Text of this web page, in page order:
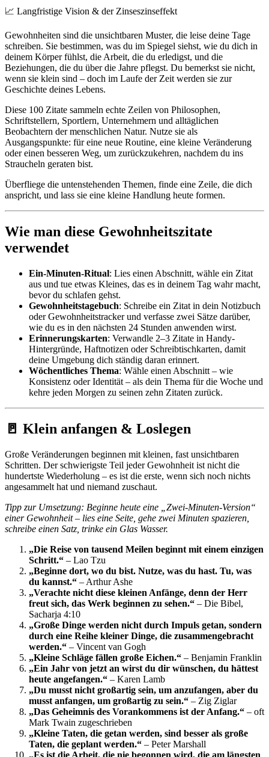
📈 Langfristige Vision & der Zinseszinseffekt
Gewohnheiten sind die unsichtbaren Muster, die leise deine Tage
schreiben. Sie bestimmen, was du im Spiegel siehst, wie du dich in
deinem Körper fühlst, die Arbeit, die du erledigst, und die
Beziehungen, die du über die Jahre pflegst. Du bemerkst sie nicht,
wenn sie klein sind – doch im Laufe der Zeit werden sie zur
Geschichte deines Lebens.
Diese 100 Zitate sammeln echte Zeilen von Philosophen,
Schriftstellern, Sportlern, Unternehmern und alltäglichen
Beobachtern der menschlichen Natur. Nutze sie als
Ausgangspunkte: für eine neue Routine, eine kleine Veränderung
oder einen besseren Weg, um zurückzukehren, nachdem du ins
Straucheln geraten bist.
Überfliege die untenstehenden Themen, finde eine Zeile, die dich
anspricht, und lass sie eine kleine Handlung heute formen.
Wie man diese Gewohnheitszitate
verwendet
Ein-Minuten-Ritual: Lies einen Abschnitt, wähle ein Zitat
aus und tue etwas Kleines, das es in deinem Tag wahr macht,
bevor du schlafen gehst.
Gewohnheitstagebuch: Schreibe ein Zitat in dein Notizbuch
oder Gewohnheitstracker und verfasse zwei Sätze darüber,
wie du es in den nächsten 24 Stunden anwenden wirst.
Erinnerungskarten: Verwandle 2–3 Zitate in Handy-
Hintergründe, Haftnotizen oder Schreibtischkarten, damit
deine Umgebung dich ständig daran erinnert.
Wöchentliches Thema: Wähle einen Abschnitt – wie
Konsistenz oder Identität – als dein Thema für die Woche und
kehre jeden Morgen zu seinen zehn Zitaten zurück.
🚪 Klein anfangen & Loslegen
Große Veränderungen beginnen mit kleinen, fast unsichtbaren
Schritten. Der schwierigste Teil jeder Gewohnheit ist nicht die
hundertste Wiederholung – es ist die erste, wenn sich noch nichts
angesammelt hat und niemand zuschaut.
Tipp zur Umsetzung: Beginne heute eine „Zwei-Minuten-Version“
einer Gewohnheit – lies eine Seite, gehe zwei Minuten spazieren,
schreibe einen Satz, trinke ein Glas Wasser.
„Die Reise von tausend Meilen beginnt mit einem einzigen
Schritt.“ – Lao Tzu
„Beginne dort, wo du bist. Nutze, was du hast. Tu, was
du kannst.“ – Arthur Ashe
„Verachte nicht diese kleinen Anfänge, denn der Herr
freut sich, das Werk beginnen zu sehen.“ – Die Bibel,
Sacharja 4:10
„Große Dinge werden nicht durch Impuls getan, sondern
durch eine Reihe kleiner Dinge, die zusammengebracht
werden.“ – Vincent van Gogh
„Kleine Schläge fällen große Eichen.“ – Benjamin Franklin
„Ein Jahr von jetzt an wirst du dir wünschen, du hättest
heute angefangen.“ – Karen Lamb
„Du musst nicht großartig sein, um anzufangen, aber du
musst anfangen, um großartig zu sein.“ – Zig Ziglar
„Das Geheimnis des Vorankommens ist der Anfang.“ – oft
Mark Twain zugeschrieben
„Kleine Taten, die getan werden, sind besser als große
Taten, die geplant werden.“ – Peter Marshall
„Es ist die Arbeit, die nie begonnen wird, die am längsten